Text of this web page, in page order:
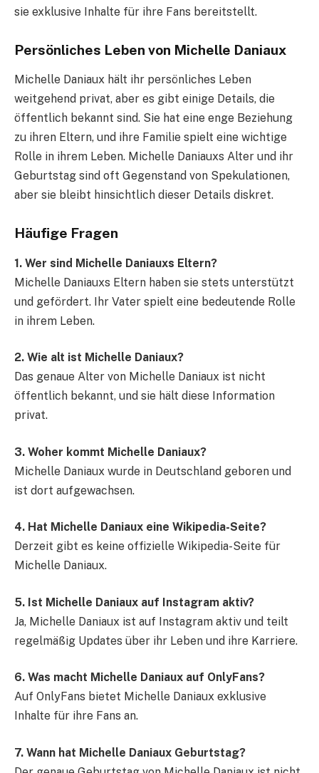
sie exklusive Inhalte für ihre Fans bereitstellt.
Persönliches Leben von Michelle Daniaux
Michelle Daniaux hält ihr persönliches Leben
weitgehend privat, aber es gibt einige Details, die
öffentlich bekannt sind. Sie hat eine enge Beziehung
zu ihren Eltern, und ihre Familie spielt eine wichtige
Rolle in ihrem Leben. Michelle Daniauxs Alter und ihr
Geburtstag sind oft Gegenstand von Spekulationen,
aber sie bleibt hinsichtlich dieser Details diskret.
Häufige Fragen
1. Wer sind Michelle Daniauxs Eltern?
Michelle Daniauxs Eltern haben sie stets unterstützt
und gefördert. Ihr Vater spielt eine bedeutende Rolle
in ihrem Leben.
2. Wie alt ist Michelle Daniaux?
Das genaue Alter von Michelle Daniaux ist nicht
öffentlich bekannt, und sie hält diese Information
privat.
3. Woher kommt Michelle Daniaux?
Michelle Daniaux wurde in Deutschland geboren und
ist dort aufgewachsen.
4. Hat Michelle Daniaux eine Wikipedia-Seite?
Derzeit gibt es keine offizielle Wikipedia-Seite für
Michelle Daniaux.
5. Ist Michelle Daniaux auf Instagram aktiv?
Ja, Michelle Daniaux ist auf Instagram aktiv und teilt
regelmäßig Updates über ihr Leben und ihre Karriere.
6. Was macht Michelle Daniaux auf OnlyFans?
Auf OnlyFans bietet Michelle Daniaux exklusive
Inhalte für ihre Fans an.
7. Wann hat Michelle Daniaux Geburtstag?